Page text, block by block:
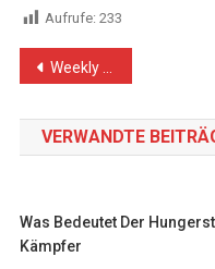
Aufrufe: 233
Weekly Report On Israeli Human Rights Violations in the Occupied Palestinian Territory (31 May – 06 June 2018)
VERWANDTE
Was Bedeutet Der
Kämpfer